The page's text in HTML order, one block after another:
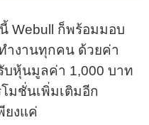
Webull ก็พร้อมมอบ
ำงานทุกคน ด้วยค่า
หุ้นมูลค่า 1,000 บาท
มชั่นเพิ่มเติมอีก
ยงแค่